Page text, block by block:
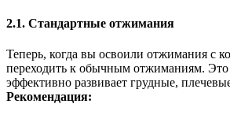
2.1. Стандартные отжимания
Теперь, когда вы освоили отжимания с
переходить к обычным отжиманиям.
эффективно развивает грудные,
Рекомендация: